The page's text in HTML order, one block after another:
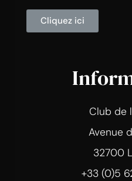
Cliquez ici
Club de
Avenue
32700
+33 (0)5